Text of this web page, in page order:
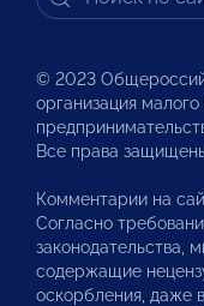
© 2023
организация
Все права
Комментарии на
Согласно
законодательства,
содержащие
оскорбления, даже